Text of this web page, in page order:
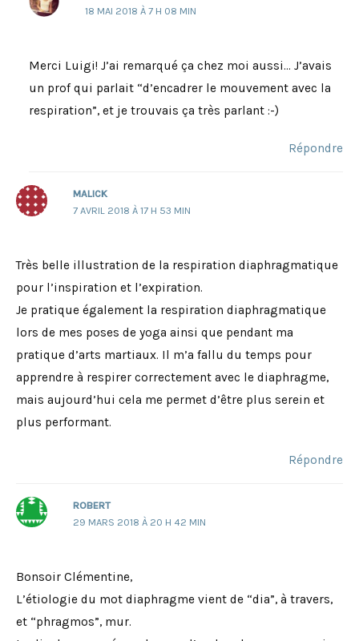
18 MAI 2018 À 7 H 08 MIN
Merci Luigi! J’ai remarqué ça chez moi aussi… J’avais
un prof qui parlait “d’encadrer le mouvement avec la
respiration”, et je trouvais ça très parlant :-)
Répondre
MALICK
7 AVRIL 2018 À 17 H 53 MIN
Très belle illustration de la respiration diaphragmatique
pour l’inspiration et l’expiration.
Je pratique également la respiration diaphragmatique
lors de mes poses de yoga ainsi que pendant ma
pratique d’arts martiaux. Il m’a fallu du temps pour
apprendre à respirer correctement avec le diaphragme,
mais aujourd’hui cela me permet d’être plus serein et
plus performant.
Répondre
ROBERT
29 MARS 2018 À 20 H 42 MIN
Bonsoir Clémentine,
L’étiologie du mot diaphragme vient de “dia”, à travers,
et “phragmos”, mur.